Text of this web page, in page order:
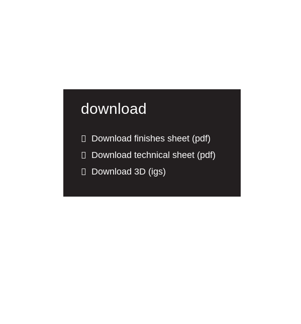
download
Download finishes sheet (pdf)
Download technical sheet (pdf)
Download 3D (igs)